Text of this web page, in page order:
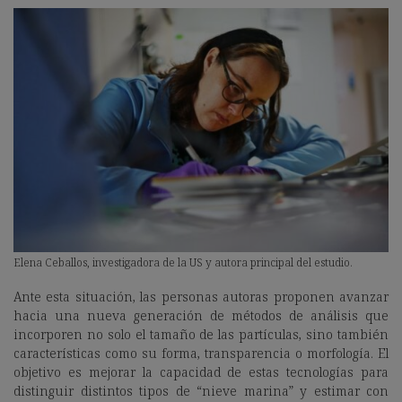
Elena Ceballos, investigadora de la US y autora principal del estudio.
Ante esta situación, las personas autoras proponen avanzar
hacia una nueva generación de métodos de análisis que
incorporen no solo el tamaño de las partículas, sino también
características como su forma, transparencia o morfología. El
objetivo es mejorar la capacidad de estas tecnologías para
distinguir distintos tipos de “nieve marina” y estimar con